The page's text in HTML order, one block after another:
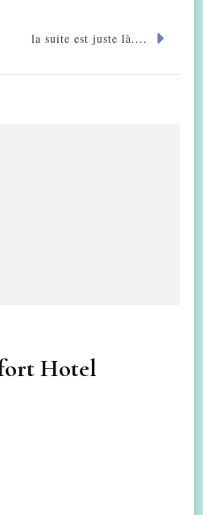
la suite est juste là....
Hotel
++ $$